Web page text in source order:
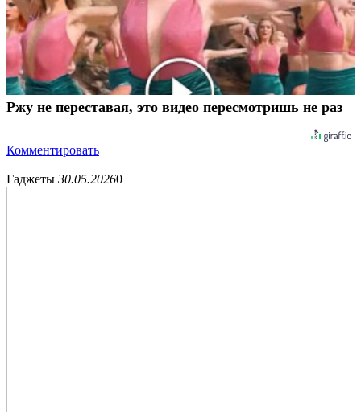
Ржу не переставая, это видео пересмотришь не раз
Комментировать
Гаджеты 30.05.20260